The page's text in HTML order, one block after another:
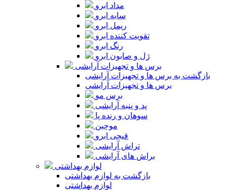
مداد ابرو
سایه ابرو
ریمل ابرو
تقویت کننده ابرو
رنگ ابرو
ژل و صابون ابرو
برس ها و تجهیزات آرایشی
بازگشت به برس ها و تجهیزات آرایشی
برس ها و تجهیزات آرایشی
برس مو
پد و پنبه آرایشی
سوهان و رنده پا
موچین
قیچی ابرو
تراش آرایشی
براش های آرایشی
لوازم بهداشتی
بازگشت به لوازم بهداشتی
لوازم بهداشتی